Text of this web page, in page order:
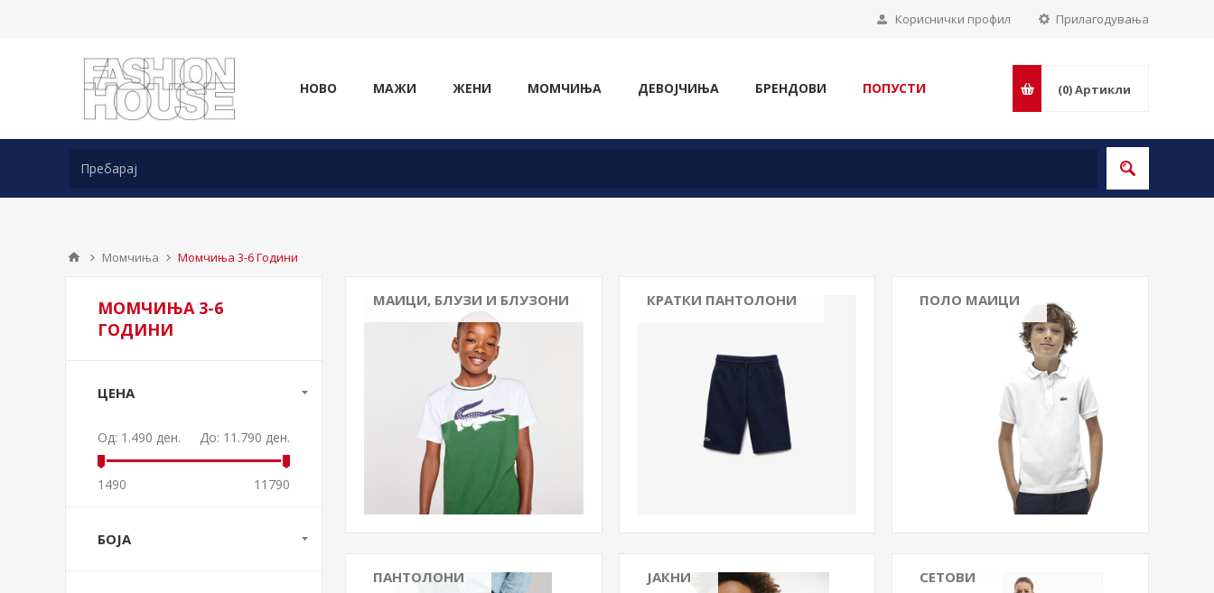
Прилагодувања
Кориснички профил
НОВО МАЖИ ЖЕНИ МОМЧИЊА ДЕВОЈЧИЊА БРЕНДОВИ ПОПУСТИ (0)Артикли
Момчиња Момчиња 3-6 Години
МАИЦИ, БЛУЗИ И БЛУЗОНИ КРАТКИ ПАНТОЛОНИ ПОЛО МАИЦИ
ПАНТОЛОНИ ЈАКНИ СЕТОВИ
МОМЧИЊА 3-6
ГОДИНИ
ЦЕНА
Од: 1.490 ден. До: 11.790 ден.
1490 11790
БОЈА